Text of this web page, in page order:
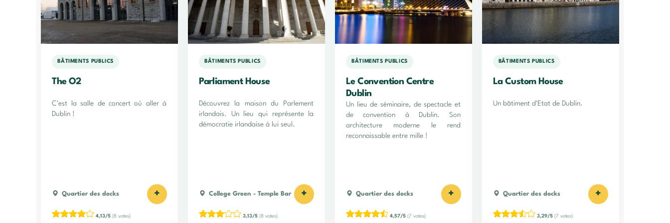
BÂTIMENTS PUBLICS
The O2
C'est la salle de concert où aller à
Dublin !
Quartier des docks +
4,13/5 (8 votes)
BÂTIMENTS PUBLICS
Parliament House
Découvrez la maison du Parlement
irlandais. Un lieu qui représente la
démocratie irlandaise à lui seul.
College Green -Temple Bar +
3,13/5 (8 votes)
BÂTIMENTS PUBLICS
Le Convention Centre
Dublin
Un lieu de séminaire, de spectacle et
de convention à Dublin. Son
architecture moderne le rend
reconnaissable entre mille !
Quartier des docks +
4,57/5 (7 votes)
BÂTIMENTS PUBLICS
La Custom House
Un bâtiment d'Etat de Dublin.
Quartier des docks +
3,29/5(7 votes)